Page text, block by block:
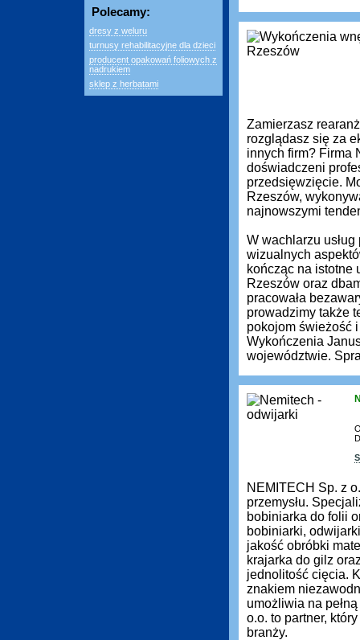
Polecamy:
dresy z weluru
turnusy rehabilitacyjne dla dzieci
producent opakowań foliowych z
nadrukiem
sklep z herbatami
Zamierzasz
rozglądasz się za
innych firm? Firma
doświadczeni
przedsięwzięcie.
Rzeszów,
najnowszymi
W wachlarzu
wizualnych
kończąc na istotne
Rzeszów oraz
pracowała
prowadzimy także
pokojom świeżość
Wykończenia
województwie.
NEMITECH Sp. z
przemysłu.
bobiniarka do folii
bobiniarki,
jakość obróbki
krajarka do gilz
jednolitość cięcia.
znakiem
umożliwia na
o.o. to partner,
branży.